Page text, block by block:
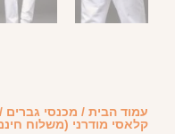
עמוד הבית / מכנסי גברים
קלאסי מודרני (משלוח